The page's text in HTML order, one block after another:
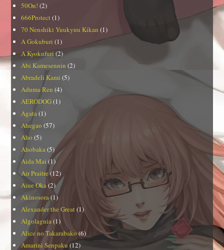
50On! (2)
666Protect(1)
70 Nenshiki Yuukyuu Kikan (1)
A Gokuburi (1)
A Kyokufuri (2)
Abi Kamesennin (2)
Abradeli Kami (5)
Aduma Ren (4)
AERODOG(1)
Agata(1)
Ahegao (57)
Aho (5)
Ahobaka(5)
Aida Mai (1)
Air Praitre(12)
Aiue Oka(2)
Akinosora(1)
Alexander the Great(1)
Algolagnia(1)
Alice no Takarabako (6)
Amarini Senpaku(12)